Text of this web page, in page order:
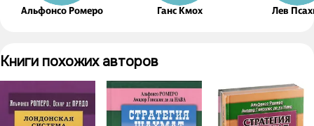
Альфонсо Ромеро Ганс Кмох Лев
Книги похожих авторов